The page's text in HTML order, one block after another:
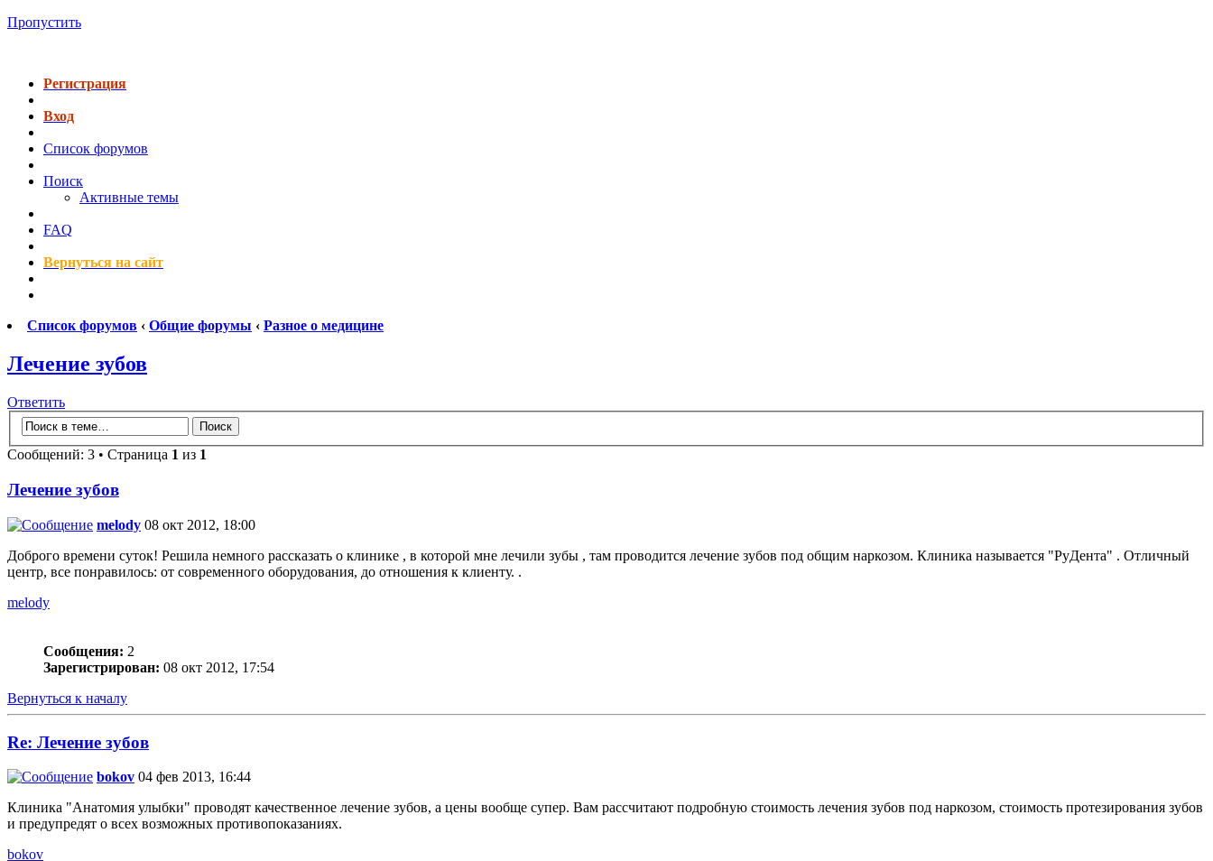
Пропустить
Регистрация
Вход
Список форумов
Поиск
Активные темы
FAQ
Вернуться на сайт
Список форумов ‹ Общие форумы ‹ Разное о медицине
Лечение зубов
Ответить
Сообщений: 3 • Страница 1 из 1
Лечение зубов
melody 08 окт 2012, 18:00
Доброго времени суток! Решила немного рассказать о клинике , в которой мне лечили зубы , там проводится лечение зубов под общим наркозом. Клиника называется "РуДента" . Отличный
центр, все понравилось: от современного оборудования, до отношения к клиенту. .
melody
Сообщения: 2
Зарегистрирован: 08 окт 2012, 17:54
Вернуться к началу
Re: Лечение зубов
bokov 04 фев 2013, 16:44
Клиника "Анатомия улыбки" проводят качественное лечение зубов, а цены вообще супер. Вам рассчитают подробную стоимость лечения зубов под наркозом, стоимость протезирования зубов
и предупредят о всех возможных противопоказаниях.
bokov